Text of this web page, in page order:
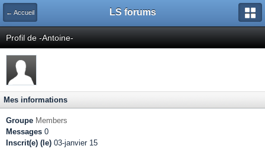
← Accueil LS forums
Profil de -Antoine-
Mes informations
Groupe Members
Messages 0
Inscrit(e) (le) 03-janvier 15